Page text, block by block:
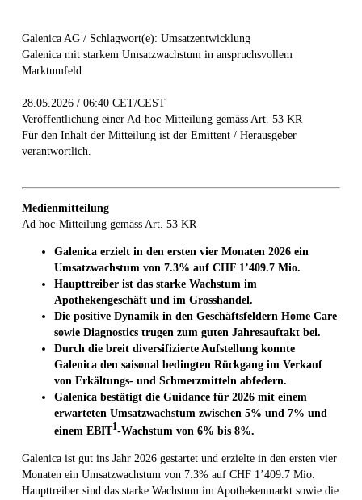
Galenica AG / Schlagwort(e): Umsatzentwicklung
Galenica mit starkem Umsatzwachstum in anspruchsvollem
Marktumfeld
28.05.2026 / 06:40 CET/CEST
Veröffentlichung einer Ad-hoc-Mitteilung gemäss Art. 53 KR
Für den Inhalt der Mitteilung ist der Emittent / Herausgeber
verantwortlich.
Medienmitteilung
Ad hoc-Mitteilung gemäss Art. 53 KR
Galenica erzielt in den ersten vier Monaten 2026 ein
Umsatzwachstum von 7.3% auf CHF 1’409.7 Mio.
Haupttreiber ist das starke Wachstum im
Apothekengeschäft und im Grosshandel.
Die positive Dynamik in den Geschäftsfeldern Home Care
sowie Diagnostics trugen zum guten Jahresauftakt bei.
Durch die breit diversifizierte Aufstellung konnte
Galenica den saisonal bedingten Rückgang im Verkauf
von Erkältungs- und Schmerzmitteln abfedern.
Galenica bestätigt die Guidance für 2026 mit einem
erwarteten Umsatzwachstum zwischen 5% und 7% und
einem EBIT1-Wachstum von 6% bis 8%.
Galenica ist gut ins Jahr 2026 gestartet und erzielte in den ersten vier
Monaten ein Umsatzwachstum von 7.3% auf CHF 1’409.7 Mio.
Haupttreiber sind das starke Wachstum im Apothekenmarkt sowie die